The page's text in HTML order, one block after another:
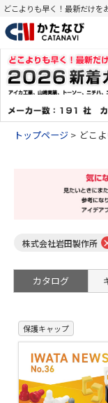
どこよりも早く！最新だけを
トップページ どこ
株式会社岩田製作所
カタログ
保護キャップ